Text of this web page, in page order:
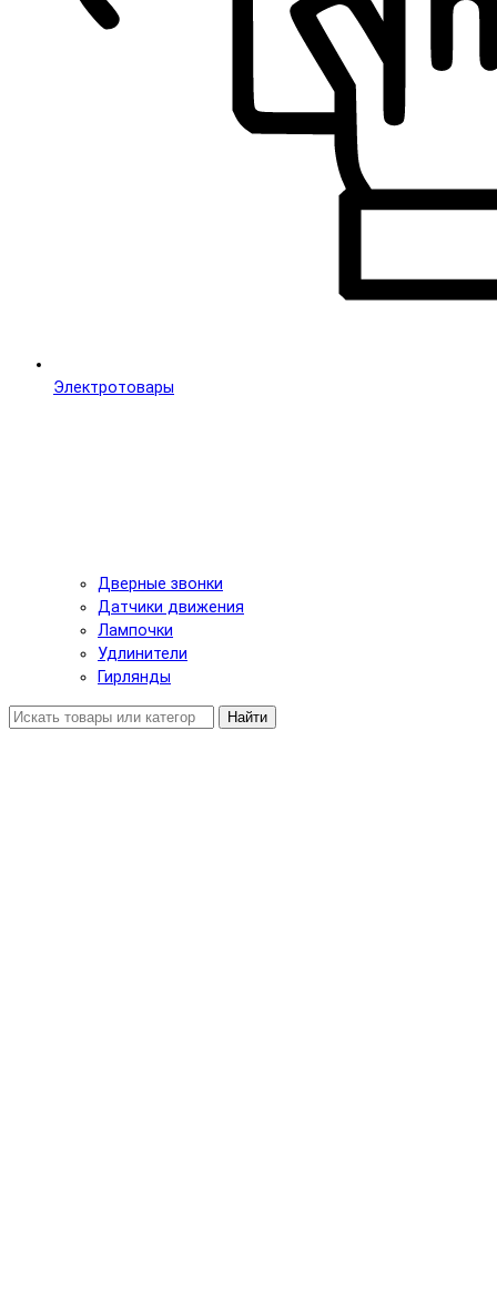
Электротовары
Дверные звонки
Датчики движения
Лампочки
Удлинители
Гирлянды
Найти